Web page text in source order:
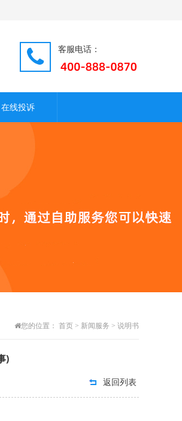
客服电话：
在线投诉
您的位置： 首页 > 新闻服务 > 说明书
)
返回列表